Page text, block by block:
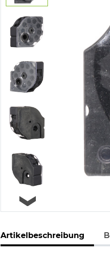
Artikelbeschreibung